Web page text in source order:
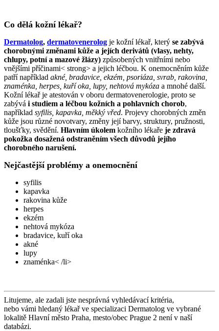
Co dělá kožní lékař?
Dermatolog, dermatovenerolog je kožní lékař, který se zabývá
chorobnými změnami kůže a jejích derivátů (vlasy, nehty,
chlupy, potní a mazové žlázy) způsobených vnitřními nebo
vnějšími příčinami< strong> a jejich léčbou. K onemocněním kůže
patří například akné, bradavice, ekzém, psoriáza, svrab, rakovina,
znaménka, herpes, kuří oka, lupy, nehtová mykóza a mnohé další.
Kožní lékař je atestován v oboru dermatovenerologie, proto se
zabývá i studiem a léčbou kožních a pohlavních chorob,
například syfilis, kapavka, měkký vřed. Projevy chorobných změn
kůže jsou různé novotvary, změny její barvy, struktury, pružnosti,
tloušťky, svědění. Hlavním úkolem kožního lékaře je zdravá
pokožka dosažená odstraněním všech důvodů jejího
chorobného narušení.
Nejčastější problémy a onemocnění
syfilis
kapavka
rakovina kůže
herpes
ekzém
nehtová mykóza
bradavice, kuří oka
akné
lupy
znaménka< /li>
Litujeme, ale zadali jste nesprávná vyhledávací kritéria,
nebo vámi hledaný lékař ve specializaci Dermatolog ve vybrané
lokalitě Hlavní město Praha, mesto/obec Prague 2 není v naší
databázi.